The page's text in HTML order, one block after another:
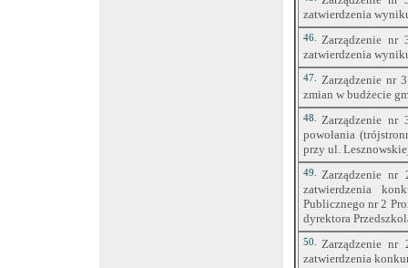
zatwierdzenia
46.
Zarządzenie nr
zatwierdzenia
47.
Zarządzenie nr
zmian w budżecie
48.
Zarządzenie nr
powołania
przy ul.
49.
Zarządzenie nr
zatwierdzenia
Publicznego nr 2
dyrektora
50.
Zarządzenie nr
zatwierdzenia